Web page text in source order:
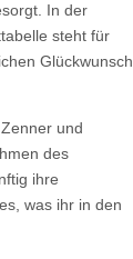
In der
steht für
Glückwunsch
und
des
ihre
was ihr in den